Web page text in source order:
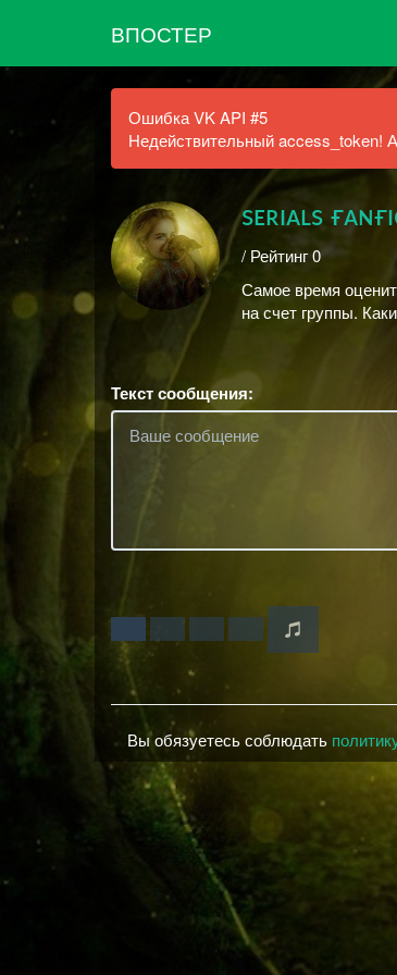
ВПОСТЕР
Ошибка VK API #5
Недействительный access_token!
sᴇʀɪᴀʟs
/ Рейтинг 0
Самое время
на счет группы.
Текст сообщения:
Вы обязуетесь соблюдать